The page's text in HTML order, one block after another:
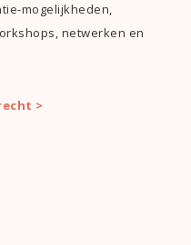
mogelijkheden,
netwerken en
>